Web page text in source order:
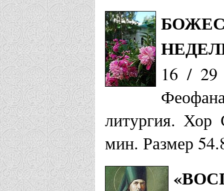
16 / 29
литургия. Хор
мин. Размер